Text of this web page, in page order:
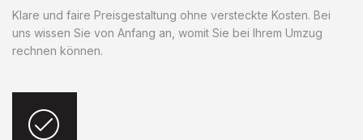
Klare und faire Preisgestaltung ohne versteckte Kosten. Bei
uns wissen Sie von Anfang an, womit Sie bei Ihrem Umzug
rechnen können.